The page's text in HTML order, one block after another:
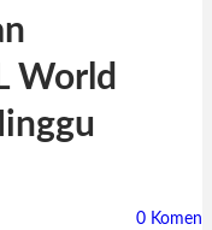
World
0 Komen